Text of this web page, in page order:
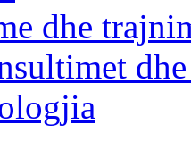
dhe